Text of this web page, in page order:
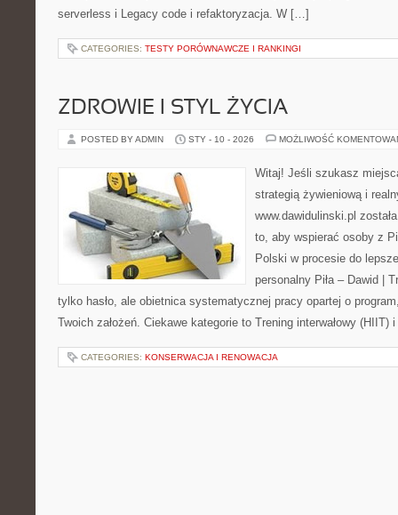
serverless i Legacy code i refaktoryzacja. W […]
CATEGORIES: TESTY PORÓWNAWCZE I RANKINGI
ZDROWIE I STYL ŻYCIA
POSTED BY ADMIN STY - 10 - 2026 MOŻLIWOŚĆ
Witaj! Jeśli szukasz
strategią żywieniową i
www.dawidulinski.pl
to, aby wspierać osoby z
Polski w procesie do
personalny Piła – Dawid |
tylko hasło, ale obietnica systematycznej pracy opartej o
Twoich założeń. Ciekawe kategorie to Trening interwałowy
CATEGORIES: KONSERWACJA I RENOWACJA